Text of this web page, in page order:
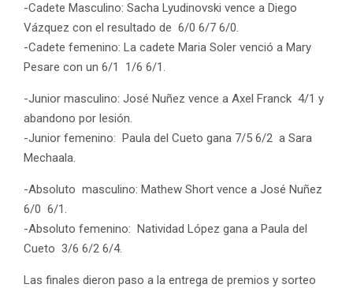
-Cadete Masculino: Sacha Lyudinovski vence a Diego
Vázquez con el resultado de 6/0 6/7 6/0.
-Cadete femenino: La cadete Maria Soler venció a Mary
Pesare con un 6/1 1/6 6/1.
-Junior masculino: José Nuñez vence a Axel Franck 4/1 y
abandono por lesión.
-Junior femenino: Paula del Cueto gana 7/5 6/2 a Sara
Mechaala.
-Absoluto masculino: Mathew Short vence a José Nuñez
6/0 6/1.
-Absoluto femenino: Natividad López gana a Paula del
Cueto 3/6 6/2 6/4.
Las finales dieron paso a la entrega de premios y sorteo